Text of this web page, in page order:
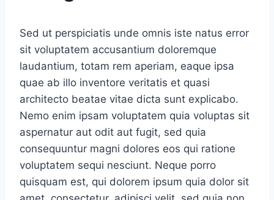
Sed ut perspiciatis unde omnis iste natus error
sit voluptatem accusantium doloremque
laudantium, totam rem aperiam, eaque ipsa
quae ab illo inventore veritatis et quasi
architecto beatae vitae dicta sunt explicabo.
Nemo enim ipsam voluptatem quia voluptas sit
aspernatur aut odit aut fugit, sed quia
consequuntur magni dolores eos qui ratione
voluptatem sequi nesciunt. Neque porro
quisquam est, qui dolorem ipsum quia dolor sit